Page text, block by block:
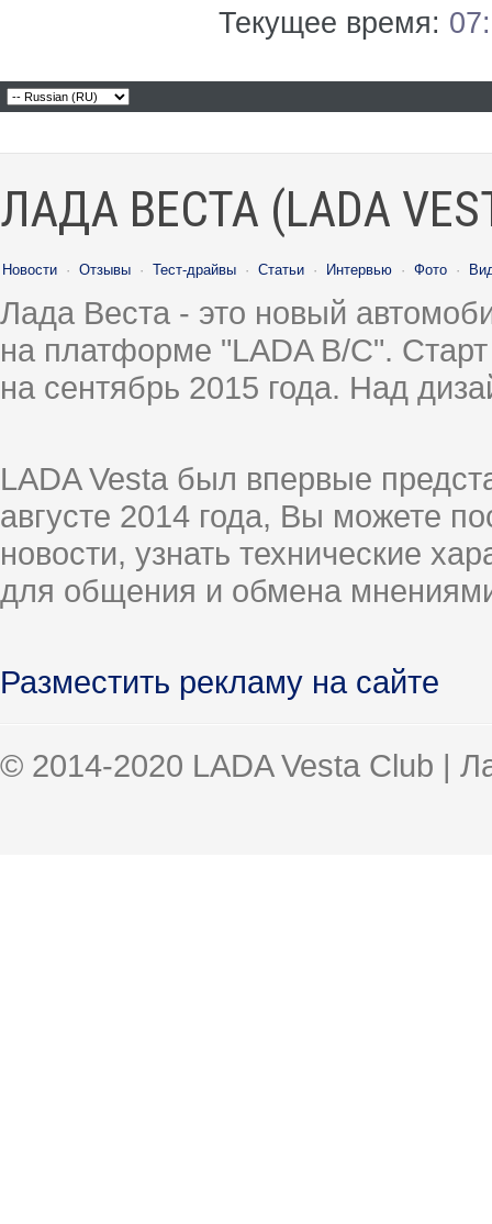
Текущее время:
ЛАДА ВЕСТА (LADA
Новости · Отзывы · Тест-драйвы · Статьи · Интервью · Фото ·
Лада Веста - это новый
на платформе "LADA B/C".
на сентябрь 2015 года. Над
LADA Vesta был впервые
августе 2014 года, Вы можете
новости, узнать технические
для общения и обмена
Разместить рекламу на сайте
© 2014-2020 LADA Vesta Club |